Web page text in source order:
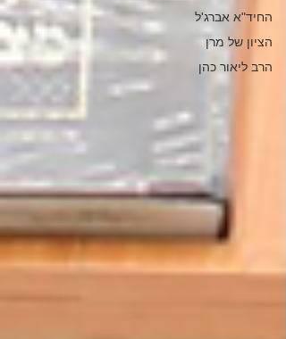
החיד"א אברג'ל
הציון של מרן
הרב ליאור כהן